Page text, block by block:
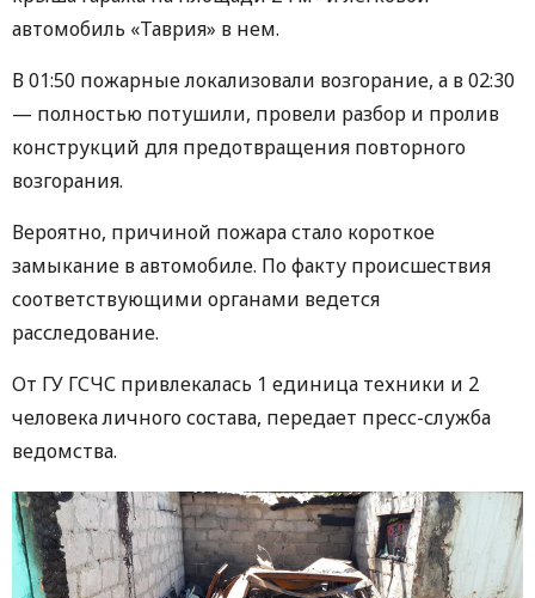
автомобиль «Таврия» в нем.
В 01:50 пожарные локализовали возгорание, а в 02:30
— полностью потушили, провели разбор и пролив
конструкций для предотвращения повторного
возгорания.
Вероятно, причиной пожара стало короткое
замыкание в автомобиле. По факту происшествия
соответствующими органами ведется
расследование.
От ГУ ГСЧС привлекалась 1 единица техники и 2
человека личного состава, передает пресс-служба
ведомства.